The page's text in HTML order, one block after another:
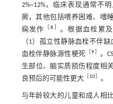
2%~12%，临床表现通常不
厥，其他包括喂养困难、嗜
痫发作
［8
。根据血栓累及
（1）孤立性静脉血栓不伴
血栓伴静脉源性梗死 ［9
。
生部位、脑实质损伤程度相
良预后的可能性更大［ 10］ 。
与年龄较大的儿童和成人相